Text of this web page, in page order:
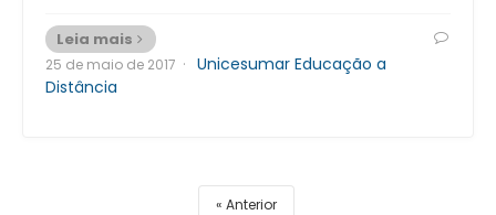
Leia mais
25 de maio de 2017 · Unicesumar Educação a
Distância
Anterior